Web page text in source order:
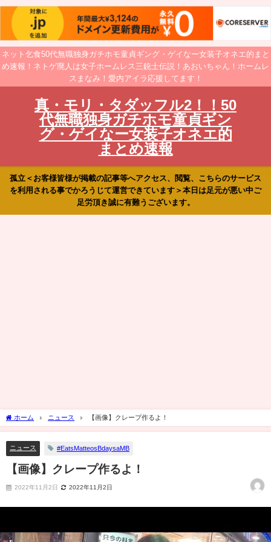
ネット乞食50代無職独身ガチホモ童貞ギング・ゲイなー女装子オネエ的まと
め速報！ネトゲ廃人は女子ホームレス三銃士伝説！あおいちゃん！ホームレ
スまなみ！愛内アイラ応援してます！
真・モリ・タダッフル2！！50
代無職独身ガチホモ童貞ギン
グ・ゲイなー女装子オネエ的
まとめ速報
孤立＜お客様皆様が掲載の記事等へアクセス、閲覧、こちらのサービス
を利用される事でかろうじて運営できています＞本日は足元が悪い中ご
足労頂き誠に有難うございます。
ホーム ニュース 【画像】クレープ作るよ！
ニュース #EatsMatteosBdaysaMB
【画像】クレープ作るよ！
2022年11月2日 2022年11月2日